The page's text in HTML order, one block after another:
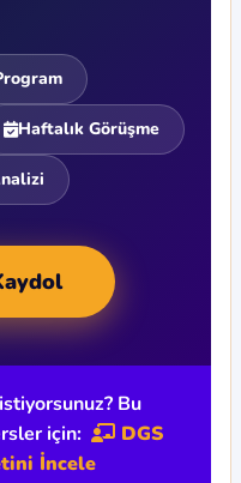
Haftalık Görüşme
Bu
için:
DGS
İncele